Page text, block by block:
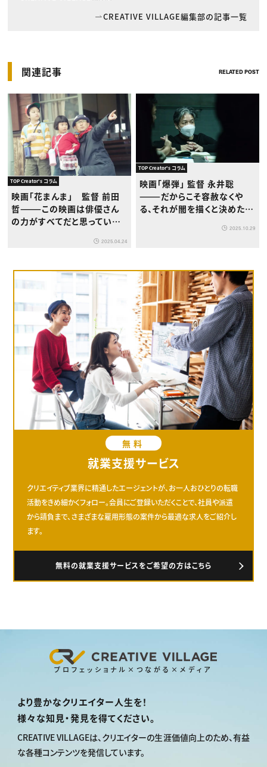
CREATIVE VILLAGE編集部の記事一覧
関連記事 RELATED POST
TOP Creator's コラム
映画「花まんま」 監督 前田
哲———この映画は俳優さん
の力がすべてだと思っていま
2025.04.24
TOP Creator's コラム
映画「爆弾」 監督 永井聡
———だからこそ容赦なくや
る、それが闇を描くと決めた人
2025.10.29
無料
就業支援サービス
クリエイティブ業界に精通したエージェントが、お一人おひとりの転職
活動をきめ細かくフォロー。会員にご登録いただくことで、社員や派遣
から請負まで、さまざまな雇用形態の案件から最適な求人をご紹介し
ます。
無料の就業支援サービスをご希望の方はこちら
プロフェッショナル×つながる×メディア
より豊かなクリエイター人生を！
様々な知見・発見を得てください。
CREATIVE VILLAGEは、クリエイターの生涯価値向上のため、有益
な各種コンテンツを発信しています。